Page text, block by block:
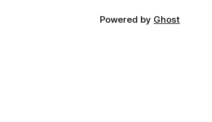
Powered by Ghost